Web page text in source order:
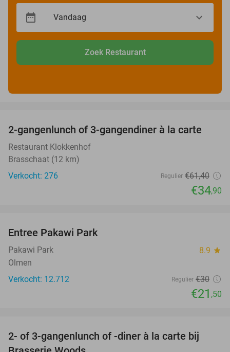
Zoek Restaurant
43%
2-gangenlunch of 3-gangendiner à la carte
Restaurant Klokkenhof
Brasschaat (12 km)
Verkocht: 276
Regulier €61,40
€34,90
Entree Pakawi Park
Pakawi Park 8.9 star
Olmen
Verkocht: 12.712
Regulier €30
€21 ,50
31%
2- of 3-gangenlunch of -diner à la carte bij